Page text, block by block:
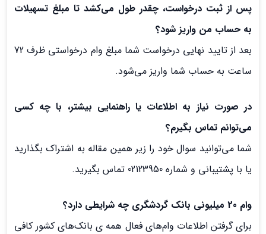
پس از ثبت درخواست، چقدر طول می‌کشد تا مبلغ تسهیلات
به حساب من واریز شود؟
بعد از تایید نهایی درخواست شما مبلغ وام درخواستی ظرف 72
ساعت به حساب شما واریز می‌شود.
در صورت نیاز به اطلاعات یا راهنمایی بیشتر، با چه کسی
می‌توانم تماس بگیرم؟
شما می‌توانید سوال خود را زیر همین مقاله به اشتراک بگذارید
یا با پشتیبانی و شماره 02123950 تماس بگیرید.
وام 20 میلیونی بانک گردشگری چه شرایطی دارد؟
برای گرفتن اطلاعات وام‌های فعال همه ی بانک‌های کشور کافی